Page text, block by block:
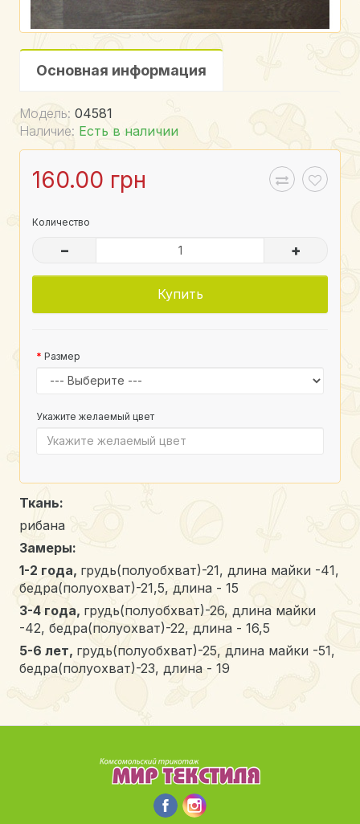
Основная информация
Модель: 04581
Наличие: Есть в наличии
160.00 грн
Количество
– +
Купить
Размер
Укажите желаемый цвет
Ткань:
рибана
Замеры:
1-2 года, грудь(полуобхват)-21, длина майки -41,
бедра(полуохват)-21,5, длина - 15
3-4 года, грудь(полуобхват)-26, длина майки
-42, бедра(полуохват)-22, длина - 16,5
5-6 лет, грудь(полуобхват)-25, длина майки -51,
бедра(полуохват)-23, длина - 19